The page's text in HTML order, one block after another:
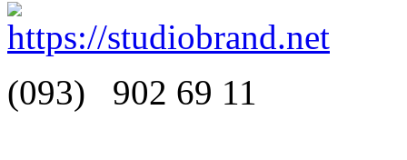
(093) 902 69 11